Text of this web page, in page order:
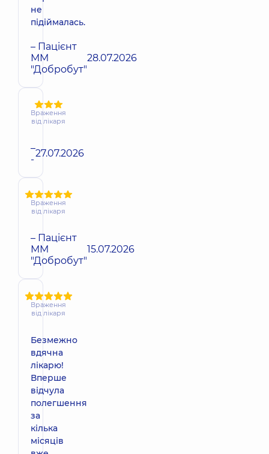
не
підіймалась.
– Пацієнт
ММ
"Добробут"
28.07.2026
Враження
від лікаря
–
-27.07.2026
Враження
від лікаря
– Пацієнт
ММ
"Добробут"
15.07.2026
Враження
від лікаря
Безмежно
вдячна
лікарю!
Вперше
відчула
полегшення
за
кілька
місяців